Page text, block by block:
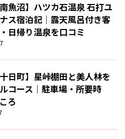
南魚沼】ハツカ石温泉 石打ユ
ス宿泊記｜露天風呂付き客
日帰り温泉を口コミ
十日町】星峠棚田と美人林を
コース｜駐車場・所要時
ろ